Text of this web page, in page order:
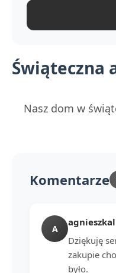
Świąteczna
Nasz dom w
Komentarze
A
Dziękuję
zakupie
było.